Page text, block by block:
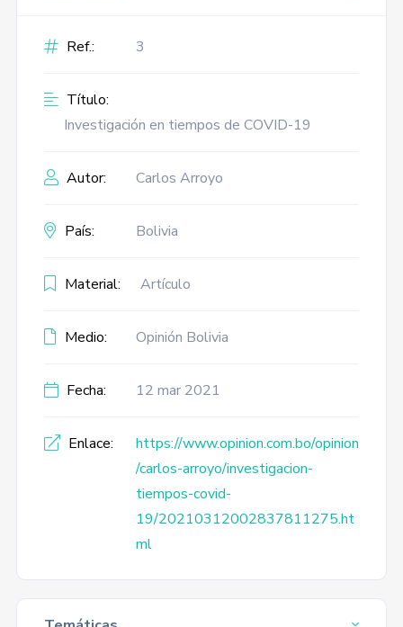
Ref.: 3
Título:
Investigación en tiempos de COVID-19
Autor: Carlos Arroyo
País: Bolivia
Material: Artículo
Medio: Opinión Bolivia
Fecha: 12 mar 2021
Enlace:
https://www.opinion.com.bo/opinion
/carlos-arroyo/investigacion-
tiempos-covid-
19/20210312002837811275.ht
ml